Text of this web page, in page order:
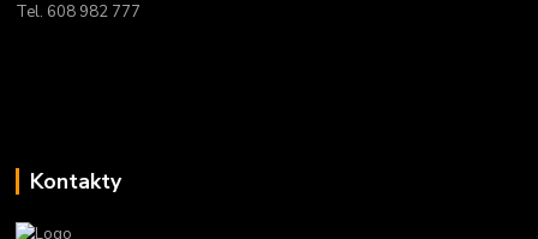
Tel. 608 982 777
Kontakty